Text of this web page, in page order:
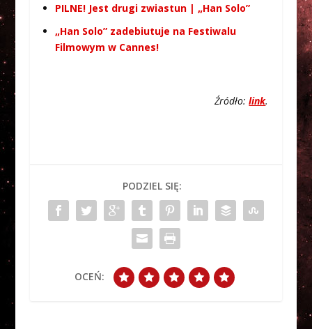
PILNE! Jest drugi zwiastun | „Han Solo”
„Han Solo” zadebiutuje na Festiwalu
Filmowym w Cannes!
Źródło:link.
PODZIEL SIĘ:
OCEŃ: